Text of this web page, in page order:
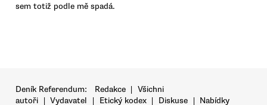
sem totiž podle mě spadá.
Deník Referendum: Redakce | Všichni
autoři | Vydavatel | Etický kodex | Diskuse | Nabídky